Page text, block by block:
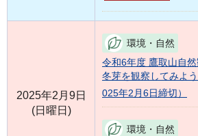
2025年2月9日
(日曜日)
環境・自然
令和6年度 鷹取山自
冬芽を観察してみよう
025年2月6日締切）
環境・自然